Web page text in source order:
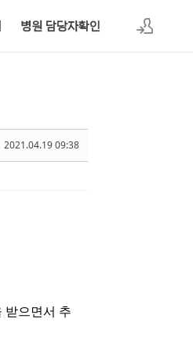
병원 담당자확인
2021.04.19 09:38
받으면서 추